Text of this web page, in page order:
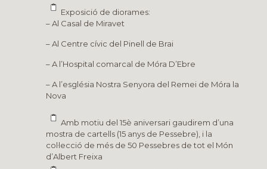
Exposició de diorames:
– Al Casal de Miravet
– Al Centre cívic del Pinell de Brai
– A l’Hospital comarcal de Móra D’Ebre
– A l’església Nostra Senyora del Remei de Móra la
Nova
Amb motiu del 15è aniversari gaudirem d’una
mostra de cartells (15 anys de Pessebre), i la
col·lecció de més de 50 Pessebres de tot el Món
d’Albert Freixa